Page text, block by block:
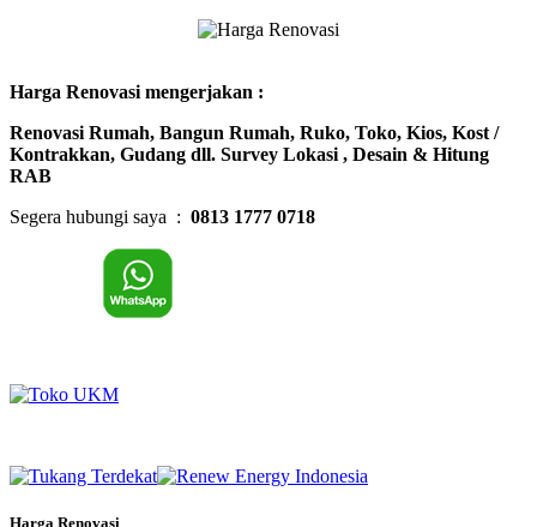
Harga Renovasi mengerjakan :
Renovasi Rumah, Bangun Rumah, Ruko, Toko, Kios, Kost /
Kontrakkan, Gudang dll. Survey Lokasi , Desain & Hitung
RAB
Segera hubungi saya : 0813 1777 0718
Harga Renovasi